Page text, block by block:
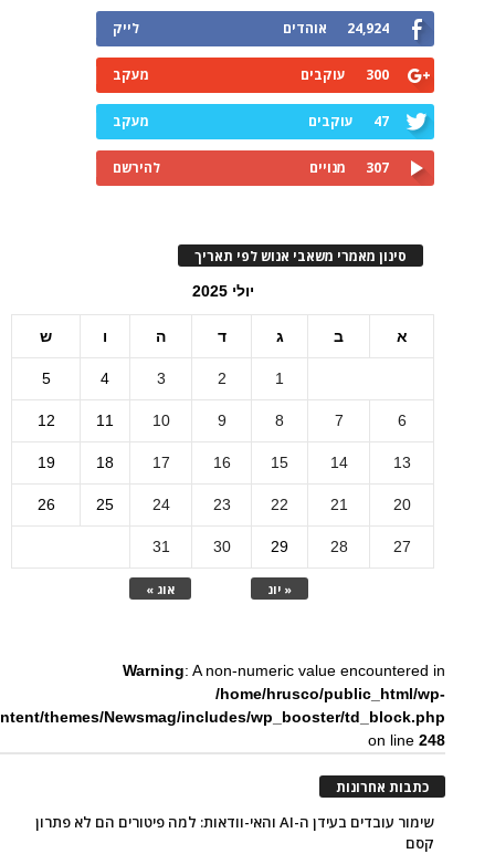
24,924 אוהדים לייק
300 עוקבים מעקב
47 עוקבים מעקב
307 מנויים להירשם
סינון מאמרי משאבי אנוש לפי תאריך
יולי 2025
א ב ג ד ה ו ש
« יונ אוג »
1
2
3
4
5
6
7
8
9
10
11
12
13
14
15
16
17
18
19
20
21
22
23
24
25
26
27
28
29
30
31
Warning: A non-numeric value encountered in
/home/hrusco/public_html/wp-
themes/Newsmag/includes/wp_booster/td_block.php
on line248
כתבות אחרונות
שימור עובדים בעידן ה-AI והאי-וודאות: למה פיטורים הם לא פתרון
קסם